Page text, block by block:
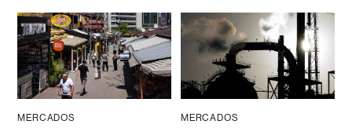
MERCADOS MERCADOS